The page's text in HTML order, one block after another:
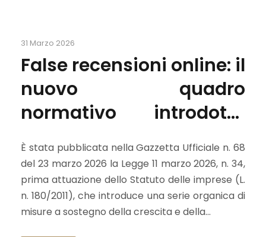
31 Marzo 2026
False recensioni online: il
nuovo quadro
normativo introdotto
dalla legge sulle PMI
È stata pubblicata nella Gazzetta Ufficiale n. 68
del 23 marzo 2026 la Legge 11 marzo 2026, n. 34,
prima attuazione dello Statuto delle imprese (L.
n. 180/2011), che introduce una serie organica di
misure a sostegno della crescita e della...